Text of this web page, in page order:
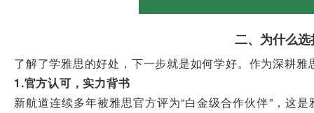
二、为什么
了解了学雅思的好处，下一步就是如何学好。作为深耕
1.官方认可，实力背书
新航道连续多年被雅思官方评为“白金级合作伙伴”，这